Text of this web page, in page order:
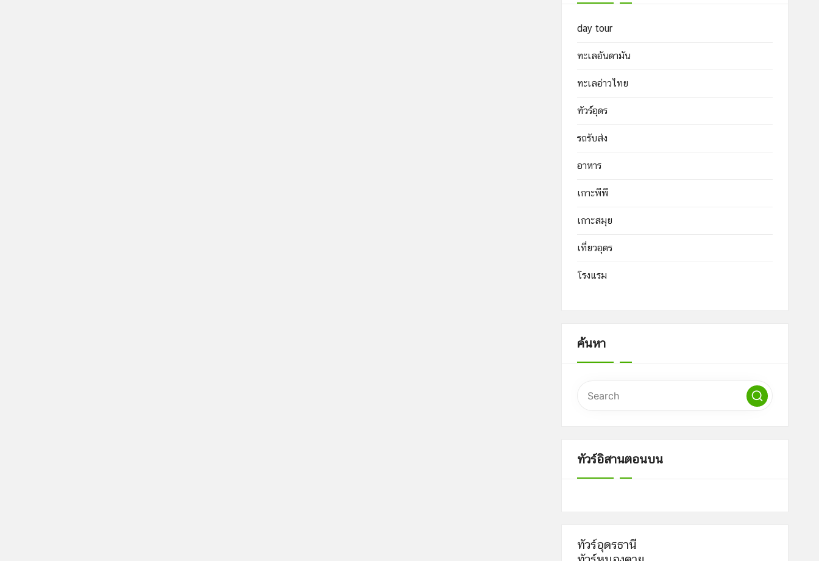
day tour
ทะเลอันดามัน
ทะเลอ่าวไทย
ทัวร์อุดร
รถรับส่ง
อาหาร
เกาะพีพี
เกาะสมุย
เที่ยวอุดร
โรงแรม
ค้นหา
ทัวร์อิสานตอนบน
ทัวร์อุดรธานี